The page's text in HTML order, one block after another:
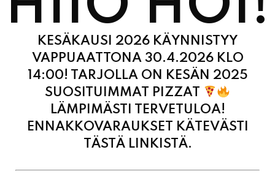
VAPPUAATTONA 30.4.2026 KLO
14:00! TARJOLLA ON KESÄN 2025
SUOSITUIMMAT PIZZAT
LÄMPIMÄSTI TERVETULOA!
ENNAKKOVARAUKSET KÄTEVÄSTI
TÄSTÄ LINKISTÄ.